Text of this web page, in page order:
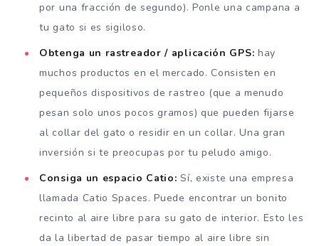
por una fracción de segundo). Ponle una campana a
tu gato si es sigiloso.
Obtenga un rastreador / aplicación GPS: hay
muchos productos en el mercado. Consisten en
pequeños dispositivos de rastreo (que a menudo
pesan solo unos pocos gramos) que pueden fijarse
al collar del gato o residir en un collar. Una gran
inversión si te preocupas por tu peludo amigo.
Consiga un espacio Catio: Sí, existe una empresa
llamada Catio Spaces. Puede encontrar un bonito
recinto al aire libre para su gato de interior. Esto les
da la libertad de pasar tiempo al aire libre sin